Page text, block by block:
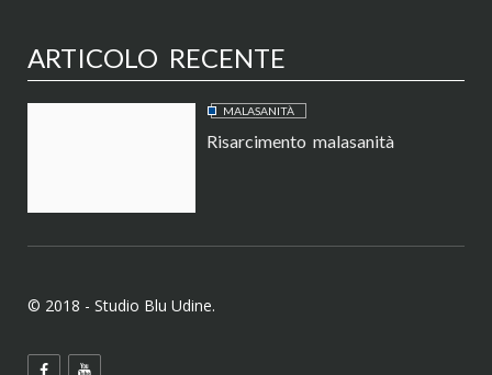
ARTICOLO RECENTE
MALASANITÀ
Risarcimento malasanità
© 2018 - Studio Blu Udine.